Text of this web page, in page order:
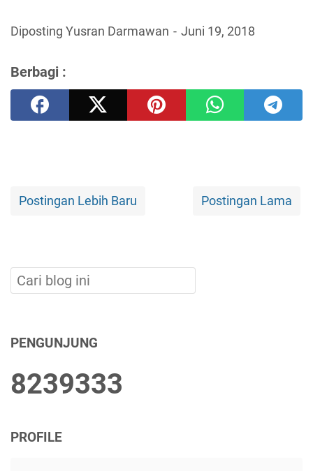
Diposting Yusran Darmawan Juni 19, 2018
Berbagi :
Postingan Lebih Baru Postingan Lama
PENGUNJUNG
8239333
PROFILE